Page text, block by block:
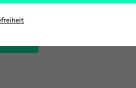
Sie sich an: